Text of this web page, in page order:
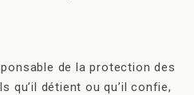
de la protection des
qu’il détient ou qu’il confie,